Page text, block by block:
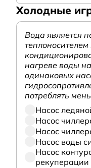
Холодные
Вода является
теплоносителем
нагреве воды
одинаковых
потреблять
Насос
Насос
Насос
Насос воды
Насос
рекуперации